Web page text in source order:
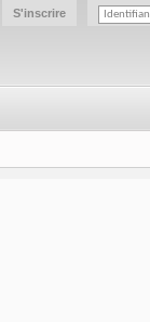
S'inscrire